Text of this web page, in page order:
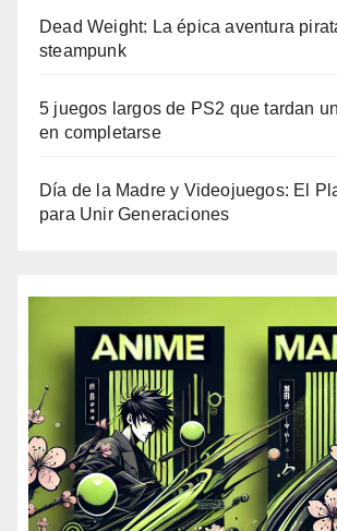
Dead Weight: La épica aventura
steampunk
5 juegos largos de PS2 que tardan
en completarse
Día de la Madre y Videojuegos: El
para Unir Generaciones